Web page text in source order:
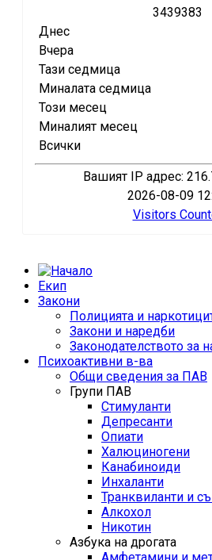
3439383
Днес
Вчера
Тази седмица
Миналата седмица
Този месец
Миналият месец
Всички
Вашият IP адрес:
2026-08-09
Visitors
Екип
Закони
Полицията и
Закони и наредби
Законодателството за
Психоактивни в-ва
Общи сведения за ПАВ
Групи ПАВ
Стимуланти
Депресанти
Опиати
Халюциногени
Канабиноиди
Инхаланти
Транквиланти и
Алкохол
Никотин
Азбука на дрогата